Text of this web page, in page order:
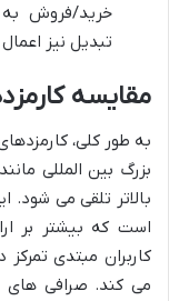
خرید/فروش به
تبدیل نیز
مقایسه
به طور کلی،
بالاتر تلقی می
است که بیشتر بر
کاربران مبتدی تمرکز
می کند. صرافی های